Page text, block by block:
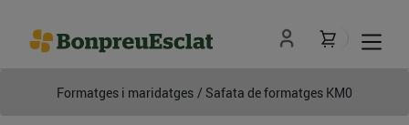
Formatges i maridatges / Safata de formatges KM0